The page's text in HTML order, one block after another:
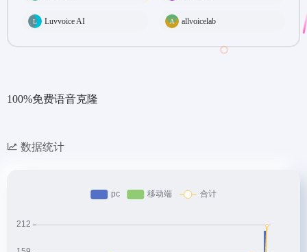
Luvvoice AI allvoicelab
100%免费语音克隆
数据统计